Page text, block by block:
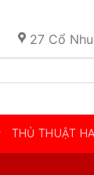
27 Cổ
THỦ THUẬT